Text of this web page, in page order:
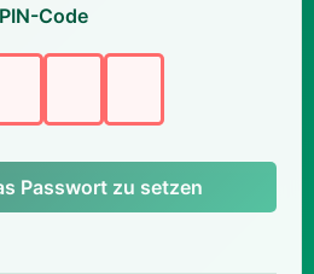
PIN-Code
Passwort zu setzen